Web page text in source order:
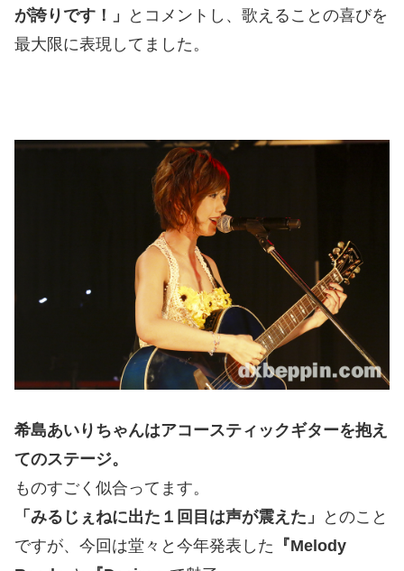
が誇りです！」
とコメントし、歌えることの喜びを
最大限に表現してました。
希島あいりちゃんはアコースティックギターを抱え
てのステージ。
ものすごく似合ってます。
「みるじぇねに出た１回目は声が震えた」
とのこと
ですが、今回は堂々と今年発表した 『Melody